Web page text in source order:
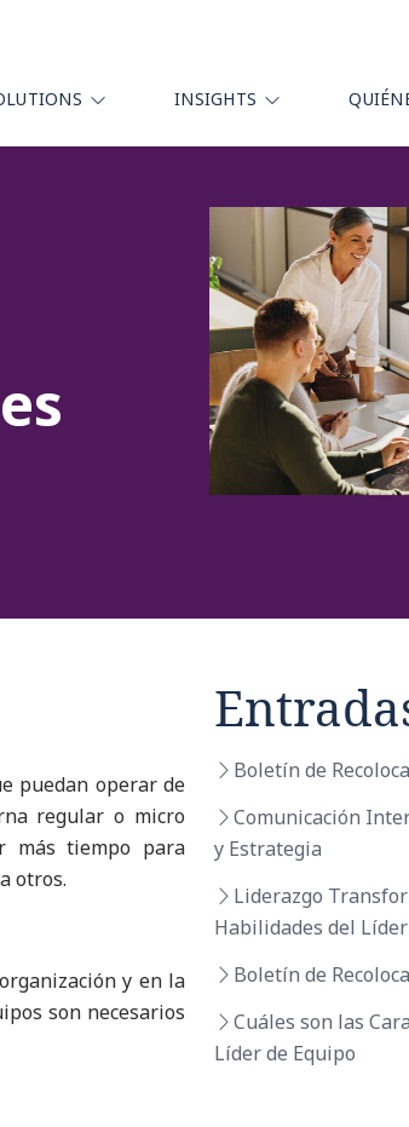
INSIGHTS
puedan operar de
regular o micro
más tiempo para
otros.
y en la
son necesarios
Boletín de
Comunicación
y Estrategia
Liderazgo
Habilidades del
Boletín de
Cuáles son las
Líder de Equipo